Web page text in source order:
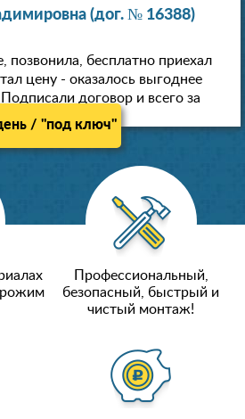
(дог. № 16388)
позвонила, бесплатно приехал
цену - оказалось выгоднее
договор и всего за
потолки!
/ "под ключ"
Профессиональный,
безопасный, быстрый и
чистый монтаж!